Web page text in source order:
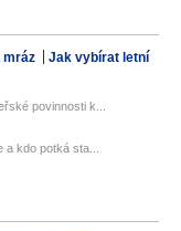
mráz
Jak vybírat letní
povinnosti k...
kdo potká sta...